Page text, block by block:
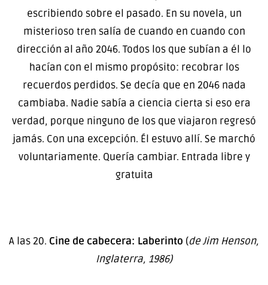
escribiendo sobre el pasado. En su novela, un
misterioso tren salía de cuando en cuando con
dirección al año 2046. Todos los que subían a él lo
hacían con el mismo propósito: recobrar los
recuerdos perdidos. Se decía que en 2046 nada
cambiaba. Nadie sabía a ciencia cierta si eso era
verdad, porque ninguno de los que viajaron regresó
jamás. Con una excepción. Él estuvo allí. Se marchó
voluntariamente. Quería cambiar. Entrada libre y
gratuita
A las 20. Cine de cabecera: Laberinto (de Jim Henson,
Inglaterra, 1986)